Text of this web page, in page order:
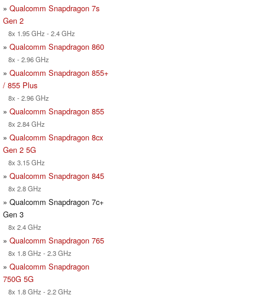
» Qualcomm Snapdragon 7s
Gen 2
8x 1.95 GHz - 2.4 GHz
» Qualcomm Snapdragon 860
8x - 2.96 GHz
» Qualcomm Snapdragon 855+
/ 855 Plus
8x - 2.96 GHz
» Qualcomm Snapdragon 855
8x 2.84 GHz
» Qualcomm Snapdragon 8cx
Gen 2 5G
8x 3.15 GHz
» Qualcomm Snapdragon 845
8x 2.8 GHz
» Qualcomm Snapdragon 7c+
Gen 3
8x 2.4 GHz
» Qualcomm Snapdragon 765
8x 1.8 GHz - 2.3 GHz
» Qualcomm Snapdragon
750G 5G
8x 1.8 GHz - 2.2 GHz